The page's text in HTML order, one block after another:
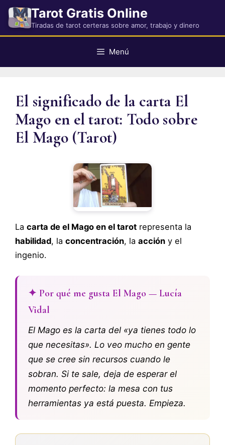
Saltar
contenido
Tarot Gratis Online
Tiradas de tarot certeras sobre amor, trabajo y dinero
Menú
El significado de la carta El
Mago en el tarot: Todo sobre
El Mago (Tarot)
La carta de el Mago en el tarot representa la
habilidad, la concentración, la acción y el
ingenio.
✦ Por qué me gusta El Mago — Lucía
Vidal
El Mago es la carta del «ya tienes todo lo
que necesitas». Lo veo mucho en gente
que se cree sin recursos cuando le
sobran. Si te sale, deja de esperar el
momento perfecto: la mesa con tus
herramientas ya está puesta. Empieza.